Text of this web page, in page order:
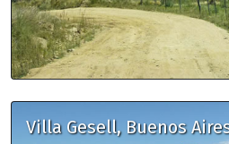
Villa Gesell, Buenos